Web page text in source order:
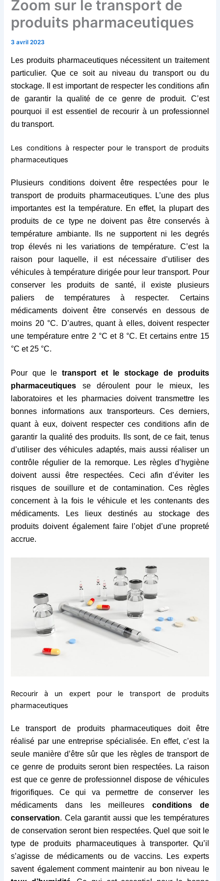
Zoom sur le transport de
produits pharmaceutiques
3 avril 2023
Les produits pharmaceutiques nécessitent un traitement
particulier. Que ce soit au niveau du transport ou du
stockage. Il est important de respecter les conditions afin
de garantir la qualité de ce genre de produit. C’est
pourquoi il est essentiel de recourir à un professionnel
du transport.
Les conditions à respecter pour le transport de produits
pharmaceutiques
Plusieurs conditions doivent être respectées pour le
transport de produits pharmaceutiques. L’une des plus
importantes est la température. En effet, la plupart des
produits de ce type ne doivent pas être conservés à
température ambiante. Ils ne supportent ni les degrés
trop élevés ni les variations de température. C’est la
raison pour laquelle, il est nécessaire d’utiliser des
véhicules à température dirigée pour leur transport. Pour
conserver les produits de santé, il existe plusieurs
paliers de températures à respecter. Certains
médicaments doivent être conservés en dessous de
moins 20 °C. D’autres, quant à elles, doivent respecter
une température entre 2 °C et 8 °C. Et certains entre 15
°C et 25 °C.
Pour que letransport et le stockage de produits
pharmaceutiques se déroulent pour le mieux, les
laboratoires et les pharmacies doivent transmettre les
bonnes informations aux transporteurs. Ces derniers,
quant à eux, doivent respecter ces conditions afin de
garantir la qualité des produits. Ils sont, de ce fait, tenus
d’utiliser des véhicules adaptés, mais aussi réaliser un
contrôle régulier de la remorque. Les règles d’hygiène
doivent aussi être respectées. Ceci afin d’éviter les
risques de souillure et de contamination. Ces règles
concernent à la fois le véhicule et les contenants des
médicaments. Les lieux destinés au stockage des
produits doivent également faire l’objet d’une propreté
accrue.
Recourir à un expert pour le transport de produits
pharmaceutiques
Le transport de produits pharmaceutiques doit être
réalisé par une entreprise spécialisée. En effet, c’est la
seule manière d’être sûr que les règles de transport de
ce genre de produits seront bien respectées. La raison
est que ce genre de professionnel dispose de véhicules
frigorifiques. Ce qui va permettre de conserver les
médicaments dans les meilleures conditions de
conservation. Cela garantit aussi que les températures
de conservation seront bien respectées. Quel que soit le
type de produits pharmaceutiques à transporter. Qu’il
s’agisse de médicaments ou de vaccins. Les experts
savent également comment maintenir au bon niveau le